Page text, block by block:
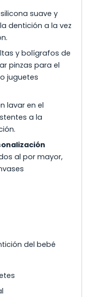
suave y
dentición a la vez
y bolígrafos de
pinzas para el
juguetes
lavar en el
a la
al por mayor,
del bebé